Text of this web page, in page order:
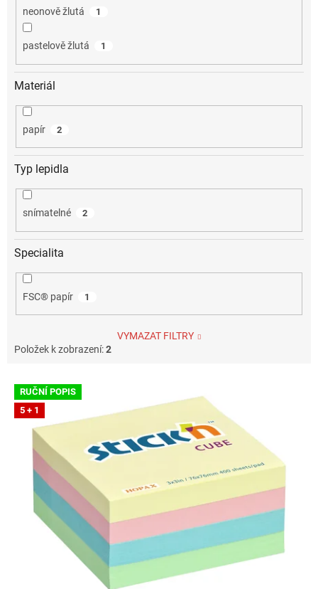
neonově žlutá 1
pastelově žlutá 1
Materiál
papír 2
Typ lepidla
snímatelné 2
Specialita
FSC® papír 1
VYMAZAT FILTRY
Položek k zobrazení:2
V RUČNÍ POPIS
5 + 1